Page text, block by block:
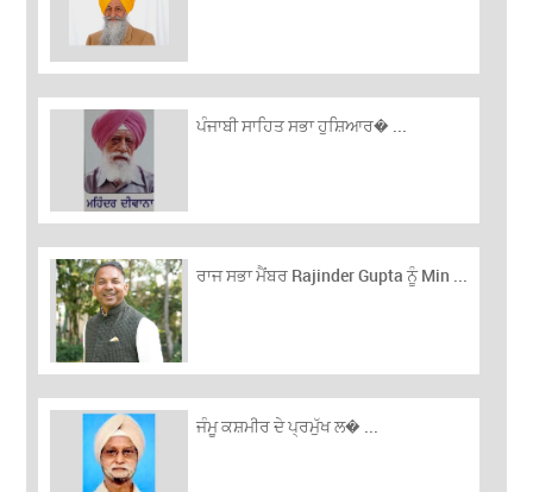
ਪੰਜਾਬੀ ਸਾਹਿਤ ਸਭਾ ਹੁਸ਼ਿਆਰ� ...
ਰਾਜ ਸਭਾ ਮੈਂਬਰ Rajinder Gupta ਨੂੰ Min ...
ਜੰਮੂ ਕਸ਼ਮੀਰ ਦੇ ਪ੍ਰਮੁੱਖ ਲ� ...